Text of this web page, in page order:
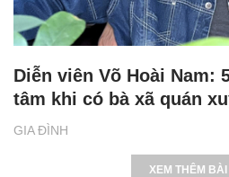
GIA ĐÌNH
Diễn viên Võ Hoài Nam:
tâm khi có bà xã quán
XEM THÊM BÀI